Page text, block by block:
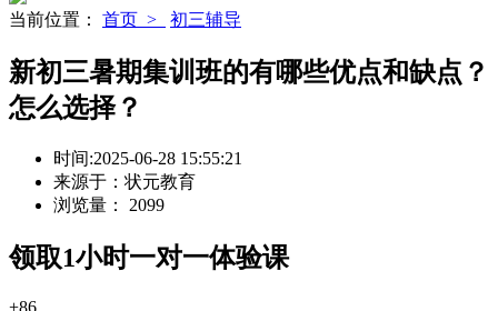
当前位置： 首页 > 初三辅导
新初三暑期集训班的有哪些优点和缺点？
怎么选择？
时间:2025-06-28 15:55:21
来源于： 状元教育
浏览量： 2099
领取1小时一对一体验课
+86